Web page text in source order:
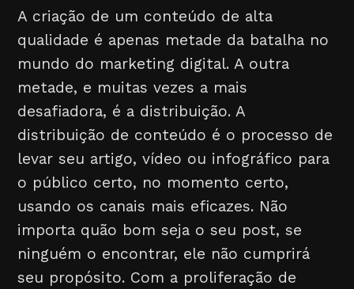
A criação de um conteúdo de alta
qualidade é apenas metade da batalha no
mundo do marketing digital. A outra
metade, e muitas vezes a mais
desafiadora, é a distribuição. A
distribuição de conteúdo é o processo de
levar seu artigo, vídeo ou infográfico para
o público certo, no momento certo,
usando os canais mais eficazes. Não
importa quão bom seja o seu post, se
ninguém o encontrar, ele não cumprirá
seu propósito. Com a proliferação de